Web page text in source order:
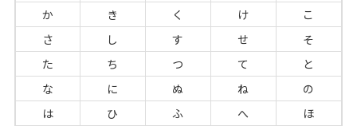
か
き く け
こ
さ
し す せ
そ
た
ち つ て
と
な
に ぬ ね
の
は
ひ ふ へ
ほ